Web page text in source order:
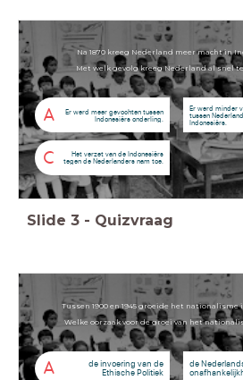
Na 1870 kreeg Nederland meer macht in
Met welk gevolg kreeg Nederland al snel
A
Er werd meer gevochten tussen
Indonesiërs onderling.
Er werd minder
tussen
Indonesiërs.
C
Het verzet van de Indonesiërs
tegen de Nederlanders nam toe.
Slide 3 - Quizvraag
Tussen 1900 en 1945 groeide het nationalisme
Welke oorzaak voor de groei van het
A
de invoering van de
Ethische Politiek
de